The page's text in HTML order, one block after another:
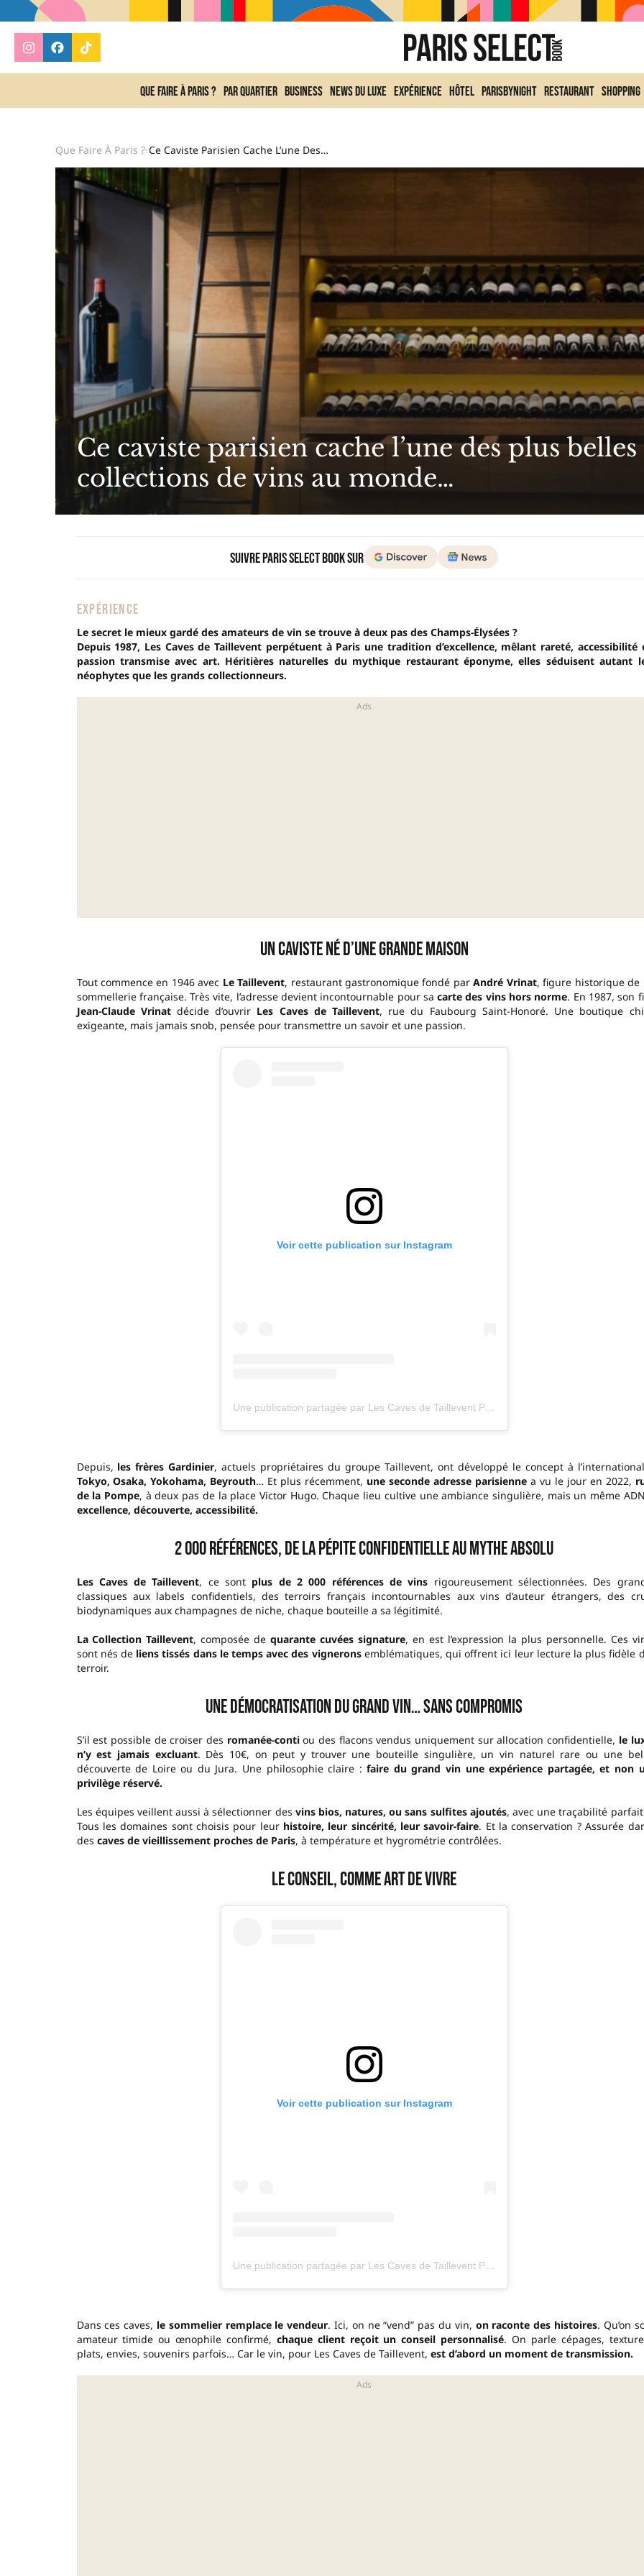
Que faire à Paris ? Par quartier Business News du Luxe Expérience Hôtel ParisByNight Restaurant Shopping
Que Faire À Paris ?• Ce Caviste Parisien Cache L’une Des Plus Belles Collections De Vins Au Monde…
Ce caviste parisien cache l’une des plus belles
collections de vins au monde…
Suivre Paris Select Book sur
EXPÉRIENCE
Le secret le mieux gardé des amateurs de vin se trouve à deux pas des Champs-Élysées ?
Depuis 1987, Les Caves de Taillevent perpétuent à Paris une tradition d’excellence, mêlant rareté, accessibilité
passion transmise avec art. Héritières naturelles du mythique restaurant éponyme, elles séduisent autant
néophytes que les grands collectionneurs.
Un caviste né d’une grande maison
Tout commence en 1946 avec Le Taillevent, restaurant gastronomique fondé parAndré Vrinat, figure historique de
sommellerie française. Très vite, l’adresse devient incontournable pour sacarte des vins hors norme. En 1987, son
Jean-Claude Vrinatdécide d’ouvrir Les Caves de Taillevent, rue du Faubourg Saint-Honoré. Une boutique
exigeante, mais jamais snob, pensée pour transmettre un savoir et une passion.
Voir cette publication sur Instagram
Une publication partagée par Les Caves de Taillevent Paris (@lescavesdetailleventparis)
Depuis, les frères Gardinier, actuels propriétaires du groupe Taillevent, ont développé le concept à
Tokyo, Osaka, Yokohama, Beyrouth… Et plus récemment, une seconde adresse parisiennea vu le jour en 2022,
de la Pompe, à deux pas de la place Victor Hugo. Chaque lieu cultive une ambiance singulière, mais un même
excellence, découverte, accessibilité.
2 000 références, de la pépite confidentielle au mythe absolu
Les Caves de Taillevent, ce sont plus de 2 000 références de vins rigoureusement sélectionnées. Des
classiques aux labels confidentiels, des terroirs français incontournables aux vins d’auteur étrangers, des
biodynamiques aux champagnes de niche, chaque bouteille a sa légitimité.
La Collection Taillevent, composée dequarante cuvées signature, en est l’expression la plus personnelle. Ces
sont nés de liens tissés dans le temps avec des vigneronsemblématiques, qui offrent ici leur lecture la plus fidèle
terroir.
Une démocratisation du grand vin… sans compromis
S’il est possible de croiser des romanée-contiou des flacons vendus uniquement sur allocation confidentielle, le
n’y est jamais excluant. Dès 10€, on peut y trouver une bouteille singulière, un vin naturel rare ou une
découverte de Loire ou du Jura. Une philosophie claire :faire du grand vin une expérience partagée, et non
privilège réservé.
Les équipes veillent aussi à sélectionner des vins bios, natures, ou sans sulfites ajoutés, avec une traçabilité
Tous les domaines sont choisis pour leur histoire, leur sincérité, leur savoir-faire. Et la conservation ? Assurée
des caves de vieillissement proches de Paris, à température et hygrométrie contrôlées.
Le conseil, comme art de vivre
Voir cette publication sur Instagram
Une publication partagée par Les Caves de Taillevent Paris (@lescavesdetailleventparis)
Dans ces caves, le sommelier remplace le vendeur. Ici, on ne “vend” pas du vin, on raconte des histoires. Qu’on
amateur timide ou œnophile confirmé, chaque client reçoit un conseil personnalisé. On parle cépages,
plats, envies, souvenirs parfois… Car le vin, pour Les Caves de Taillevent, est d’abord un moment de transmission.